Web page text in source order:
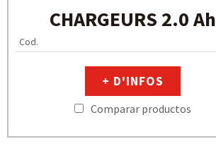
CHARGEURS 2.0 Ah
Cod.
+ D'INFOS
Comparar productos